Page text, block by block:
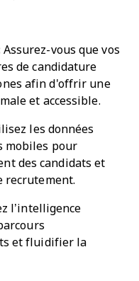
Assurez-vous que vos
de candidature
afin d'offrir une
et accessible.
les données
mobiles pour
des candidats et
recrutement.
l’intelligence
et fluidifier la